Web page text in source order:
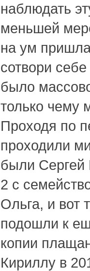
наблюдать
меньшей
на ум
сотвори
было
только чему
Проходя по
проходили
были Сергей
2 с
Ольга, и вот
подошли к
копии
Кириллу в